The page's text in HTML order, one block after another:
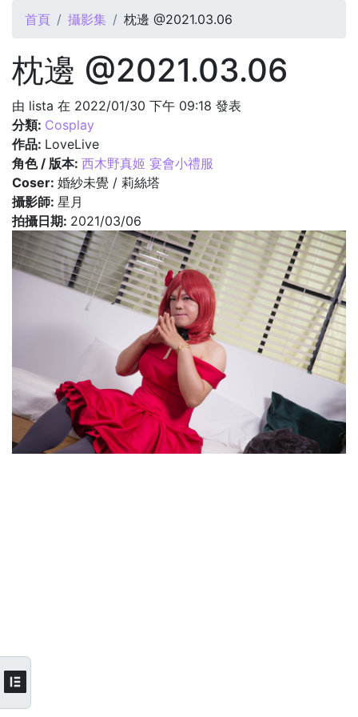
您在這裡
首頁 攝影集 枕邊 @2021.03.06
枕邊 @2021.03.06
由 lista 在 2022/01/30 下午 09:18 發表
分類: Cosplay
作品: LoveLive
角色 / 版本: 西木野真姬 宴會小禮服
Coser: 婚紗未覺 / 莉絲塔
攝影師: 星月
拍攝日期: 2021/03/06